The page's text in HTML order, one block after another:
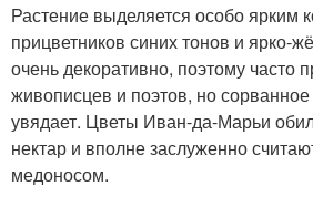
Растение выделяется особо ярким
прицветников синих тонов и ярко-
очень декоративно, поэтому часто
живописцев и поэтов, но
увядает. Цветы Иван-да-Марьи
нектар и вполне заслуженно
медоносом.